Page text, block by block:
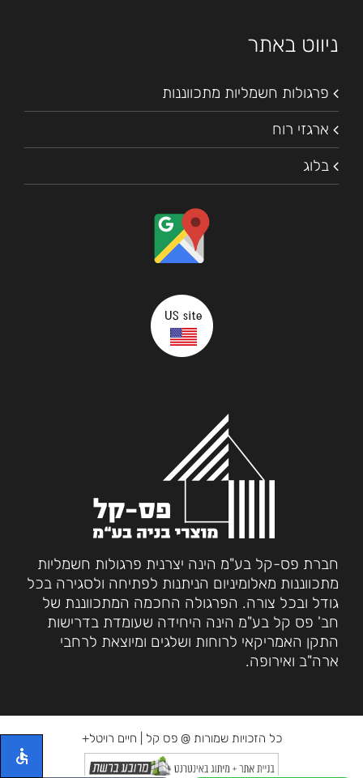
ניווט באתר
פרגולות חשמליות מתכווננות
ארגזי רוח
בלוג
חברת פס-קל בע"מ הינה יצרנית פרגולות חשמליות
מתכווננות מאלומיניום הניתנות לפתיחה ולסגירה בכל
גודל ובכל צורה. הפרגולה החכמה המתכווננת של
חב' פס קל בע"מ הינה היחידה שעומדת בדרישות
התקן האמריקאי לרוחות ושלגים ומיוצאת לרחבי
ארה"ב ואירופה.
כל הזכויות שמורות @ פס קל | חיים רויטל+